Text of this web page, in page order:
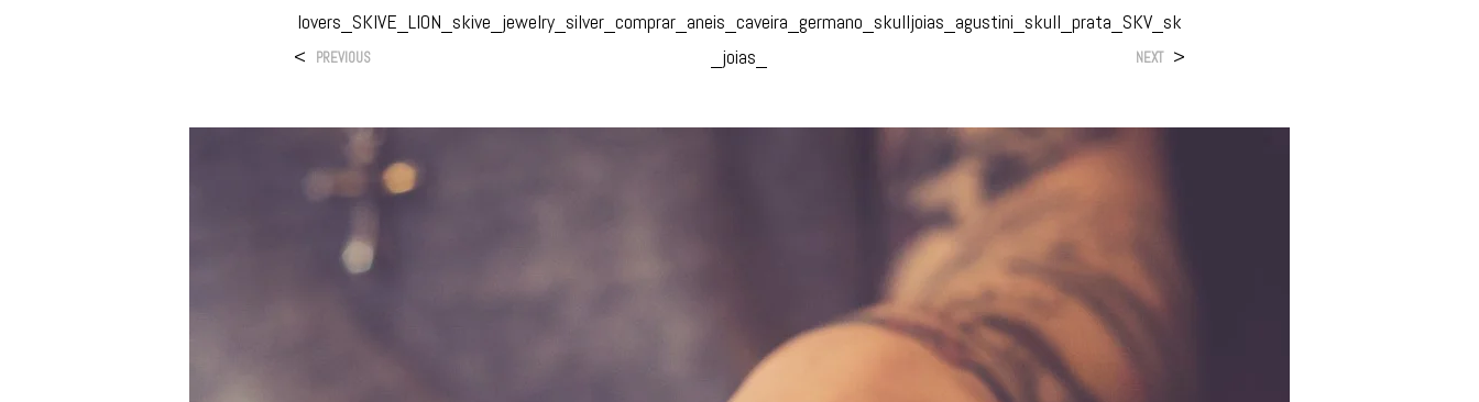
lovers_SKIVE_LION_skive_jewelry_silver_comprar_aneis_caveira_germano_skulljoias_agustini_skull_prata_SKV_sk
_joias_
< PREVIOUS NEXT >